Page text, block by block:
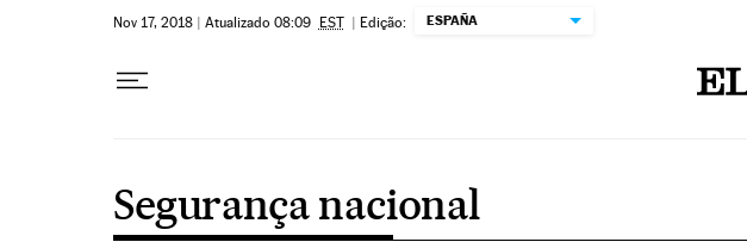
Nov 17, 2018 | Atualizado 08:09 EST | Edição: ESPAÑA
Segurança nacional